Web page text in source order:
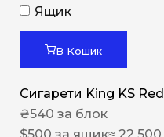
Ящик
В Кошик
Сигарети King KS Red
₴540 за блок